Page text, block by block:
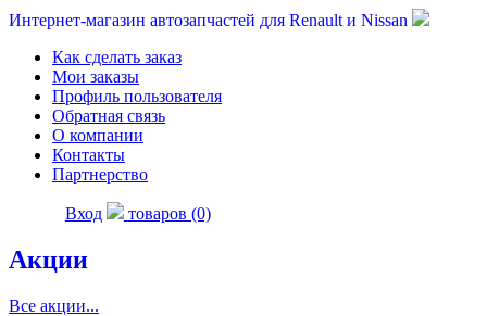
Интернет-магазин автозапчастей для Renault и Nissan
Как сделать заказ
Мои заказы
Профиль пользователя
Обратная связь
О компании
Контакты
Партнерство
Вход товаров (0)
Акции
Все акции...